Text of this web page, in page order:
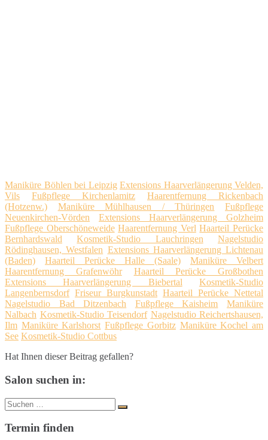
Maniküre Böhlen bei Leipzig Extensions Haarverlängerung Velden,
Vils
Fußpflege Kirchenlamitz
Haarentfernung Rickenbach
(Hotzenw.)
Maniküre Mühlhausen / Thüringen
Fußpflege
Neuenkirchen-Vörden
Extensions Haarverlängerung Golzheim
Fußpflege Oberschöneweide Haarentfernung Verl Haarteil Perücke
Bernhardswald
Kosmetik-Studio Lauchringen
Nagelstudio
Rödinghausen, Westfalen Extensions Haarverlängerung Lichtenau
(Baden)
Haarteil Perücke Halle (Saale)
Maniküre Velbert
Haarentfernung Grafenwöhr
Haarteil Perücke Großbothen
Extensions Haarverlängerung Biebertal
Kosmetik-Studio
Langenbernsdorf Friseur Burgkunstadt Haarteil Perücke Nettetal
Nagelstudio Bad Ditzenbach
Fußpflege Kaisheim
Maniküre
Nalbach Kosmetik-Studio Teisendorf Nagelstudio Reichertshausen,
Ilm Maniküre Karlshorst Fußpflege Gorbitz Maniküre Kochel am
See Kosmetik-Studio Cottbus
Hat Ihnen dieser Beitrag gefallen?
Salon suchen in:
Suche
nach:
Suchen
Termin finden